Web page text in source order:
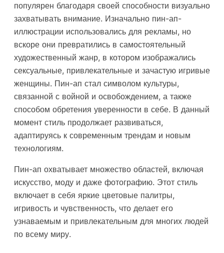
популярен благодаря своей способности визуально
захватывать внимание. Изначально пин-ап-
иллюстрации использовались для рекламы, но
вскоре они превратились в самостоятельный
художественный жанр, в котором изображались
сексуальные, привлекательные и зачастую игривые
женщины. Пин-ап стал символом культуры,
связанной с войной и освобождением, а также
способом обретения уверенности в себе. В данный
момент стиль продолжает развиваться,
адаптируясь к современным трендам и новым
технологиям.
Пин-ап охватывает множество областей, включая
искусство, моду и даже фотографию. Этот стиль
включает в себя яркие цветовые палитры,
игривость и чувственность, что делает его
узнаваемым и привлекательным для многих людей
по всему миру.